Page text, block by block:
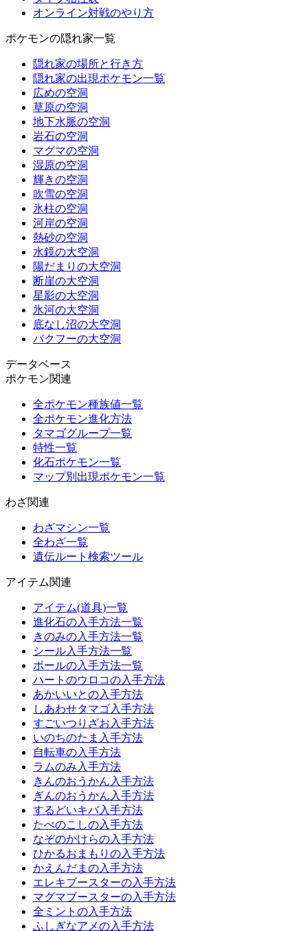
オンライン対戦のやり方
ポケモンの隠れ家一覧
隠れ家の場所と行き方
隠れ家の出現ポケモン一覧
広めの空洞
草原の空洞
地下水脈の空洞
岩石の空洞
マグマの空洞
湿原の空洞
輝きの空洞
吹雪の空洞
氷柱の空洞
河岸の空洞
熱砂の空洞
水鏡の大空洞
陽だまりの大空洞
断崖の大空洞
星影の大空洞
氷河の大空洞
底なし沼の大空洞
バクフーの大空洞
データベース
ポケモン関連
全ポケモン種族値一覧
全ポケモン進化方法
タマゴグループ一覧
特性一覧
化石ポケモン一覧
マップ別出現ポケモン一覧
わざ関連
わざマシン一覧
全わざ一覧
遺伝ルート検索ツール
アイテム関連
アイテム(道具)一覧
進化石の入手方法一覧
きのみの入手方法一覧
シール入手方法一覧
ボールの入手方法一覧
ハートのウロコの入手方法
あかいいとの入手方法
しあわせタマゴ入手方法
すごいつりざお入手方法
いのちのたま入手方法
自転車の入手方法
ラムのみ入手方法
きんのおうかん入手方法
ぎんのおうかん入手方法
するどいキバ入手方法
たべのこしの入手方法
なぞのかけらの入手方法
ひかるおまもりの入手方法
かえんだまの入手方法
エレキブースターの入手方法
マグマブースターの入手方法
全ミントの入手方法
ふしぎなアメの入手方法